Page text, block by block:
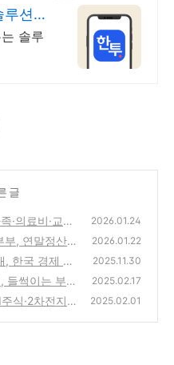
션
솔루
글
·의료비·교육
(0)
2026.01.24
부, 연말정산
(1)
2026.01.22
, 한국 경제 G
2025.11.30
들썩이는 부동
될까?
(0)
2025.02.17
식·2차전지
2025.02.01